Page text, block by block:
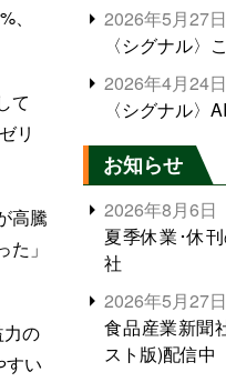
て
リ
高騰
」
の
すい
2026年5月27日
〈シグナル〉
2026年4月24日
〈シグナル〉
お知らせ
2026年8月6日
夏季休業･休
社
2026年5月27日
食品産業新聞
スト版)配信中